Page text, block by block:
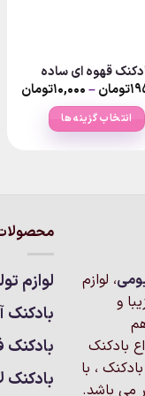
قهوه ای ساده
تومان–۱۰,۰۰۰تومان
انتخاب گزینه ها
گزینه
است
در
صفحه
، لوازم
و
بادکنک
، با
می باشد.
لوازم
بادکنک
بادکنک
بادکنک